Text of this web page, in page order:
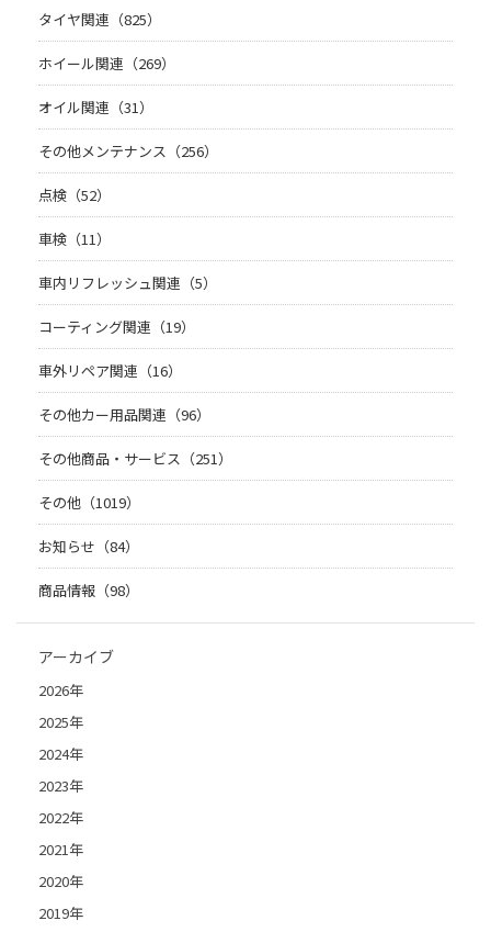
タイヤ関連（825）
ホイール関連（269）
オイル関連（31）
その他メンテナンス（256）
点検（52）
車検（11）
車内リフレッシュ関連（5）
コーティング関連（19）
車外リペア関連（16）
その他カー用品関連（96）
その他商品・サービス（251）
その他（1019）
お知らせ（84）
商品情報（98）
アーカイブ
2026年
2025年
2024年
2023年
2022年
2021年
2020年
2019年